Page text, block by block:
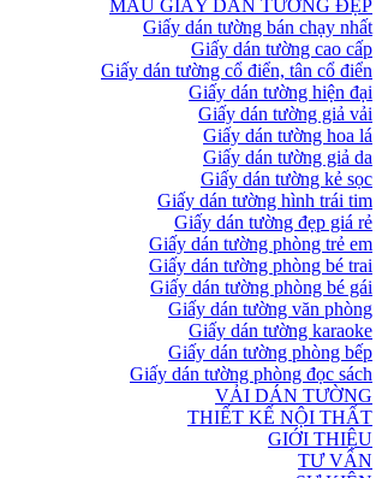
MẪU GIẤY DÁN TƯỜNG ĐẸP
Giấy dán tường bán chạy nhất
Giấy dán tường cao cấp
Giấy dán tường cổ điển, tân cổ điển
Giấy dán tường hiện đại
Giấy dán tường giả vải
Giấy dán tường hoa lá
Giấy dán tường giả da
Giấy dán tường kẻ sọc
Giấy dán tường hình trái tim
Giấy dán tường đẹp giá rẻ
Giấy dán tường phòng trẻ em
Giấy dán tường phòng bé trai
Giấy dán tường phòng bé gái
Giấy dán tường văn phòng
Giấy dán tường karaoke
Giấy dán tường phòng bếp
Giấy dán tường phòng đọc sách
VẢI DÁN TƯỜNG
THIẾT KẾ NỘI THẤT
GIỚI THIỆU
TƯ VẤN